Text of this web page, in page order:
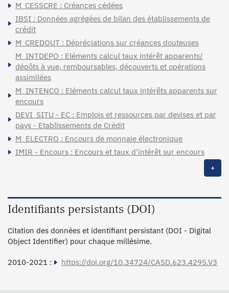
M_CESSCRE : Créances cédées
IBSI : Données agrégées de bilan des établissements de
crédit
M_CREDOUT : Dépréciations sur créances douteuses
M_INTDEPO : Eléments calcul taux intérêt apparents/
dépôts à vue, remboursables, découverts et opérations
assimilées
M_INTENCO : Eléments calcul taux intérêts apparents sur
encours
DEVI_SITU - EC : Emplois et ressources par devises et par
pays - Etablissements de Crédit
M_ELECTRO : Encours de monnaie électronique
IMIR - Encours : Encours et taux d'intérêt sur encours
+
Identifiants persistants (DOI)
Citation des données et identifiant persistant (DOI - Digital
Object Identifier) pour chaque millésime.
2010-2021 : https://doi.org/10.34724/CASD.623.4295.V3